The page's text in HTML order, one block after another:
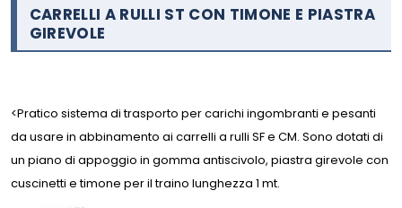
CARRELLI A RULLI ST CON TIMONE E PIASTRA
GIREVOLE
<Pratico sistema di trasporto per carichi ingombranti e pesanti
da usare in abbinamento ai carrelli a rulli SF e CM. Sono dotati di
un piano di appoggio in gomma antiscivolo, piastra girevole con
cuscinetti e timone per il traino lunghezza 1 mt.